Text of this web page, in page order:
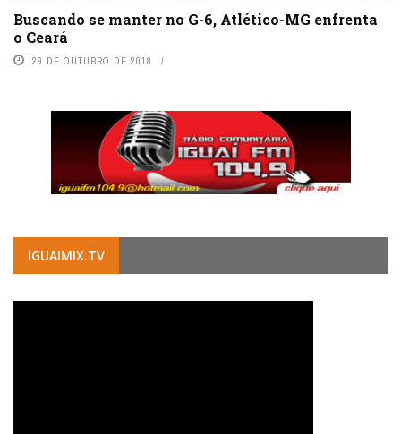
Buscando se manter no G-6, Atlético-MG enfrenta
o Ceará
29 DE OUTUBRO DE 2018
IGUAIMIX.TV